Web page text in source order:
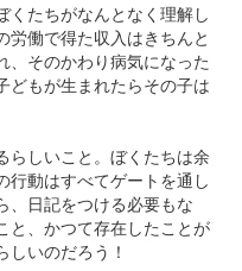
くたちがなんとなく理解し
労働で得た収入はきちんと
、そのかわり病気になった
どもが生まれたらその子は
らしいこと。ぼくたちは余
行動はすべてゲートを通し
、日記をつける必要もな
と、かつて存在したことが
しいのだろう！